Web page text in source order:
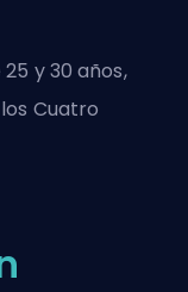
y 30 años,
Cuatro